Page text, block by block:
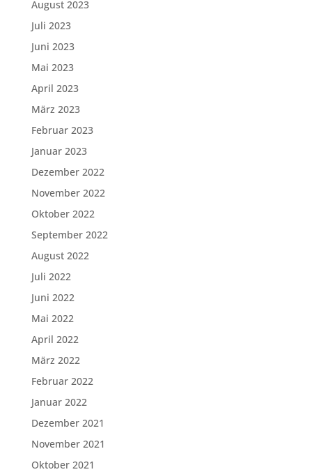
August 2023
Juli 2023
Juni 2023
Mai 2023
April 2023
März 2023
Februar 2023
Januar 2023
Dezember 2022
November 2022
Oktober 2022
September 2022
August 2022
Juli 2022
Juni 2022
Mai 2022
April 2022
März 2022
Februar 2022
Januar 2022
Dezember 2021
November 2021
Oktober 2021